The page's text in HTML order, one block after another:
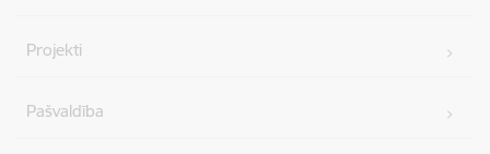
Projekti
Pašvaldība